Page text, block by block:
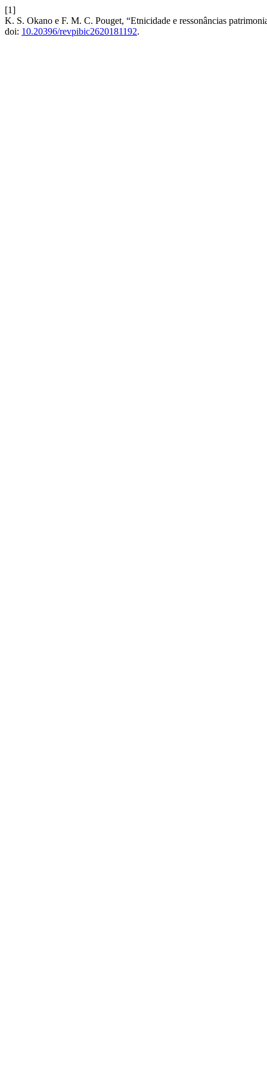
[1]
K. S. Okano e F. M. C. Pouget, “Etnicidade e ressonâncias
doi: 10.20396/revpibic2620181192.